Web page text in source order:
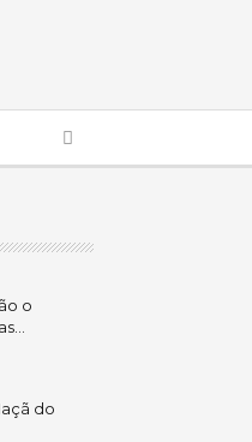
o
do